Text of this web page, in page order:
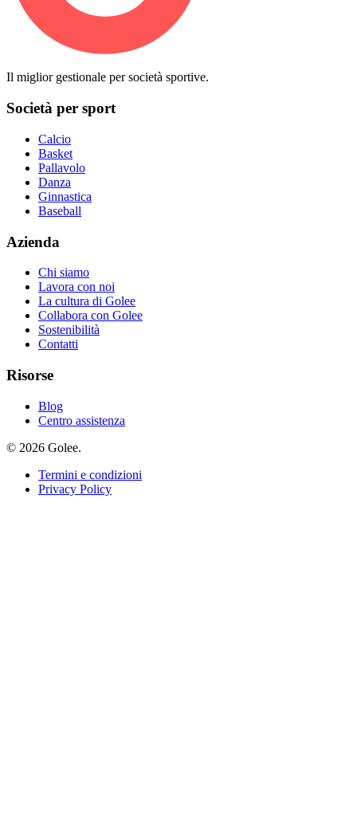
Il miglior gestionale per società sportive.
Società per sport
Calcio
Basket
Pallavolo
Danza
Ginnastica
Baseball
Azienda
Chi siamo
Lavora con noi
La cultura di Golee
Collabora con Golee
Sostenibilità
Contatti
Risorse
Blog
Centro assistenza
© 2026 Golee.
Termini e condizioni
Privacy Policy